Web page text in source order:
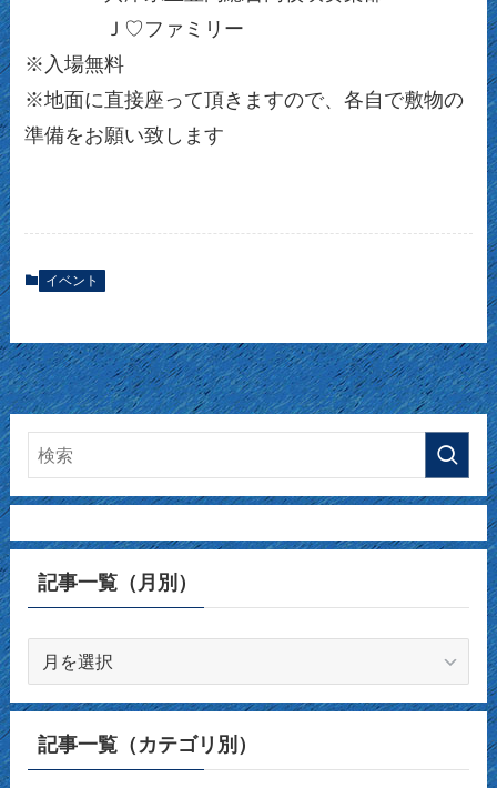
Ｊ♡ファミリー
※入場無料
※地面に直接座って頂きますので、各自で敷物の
準備をお願い致します
イベント
記事一覧（月別）
一
覧
（月
記事一覧（カテゴリ別）